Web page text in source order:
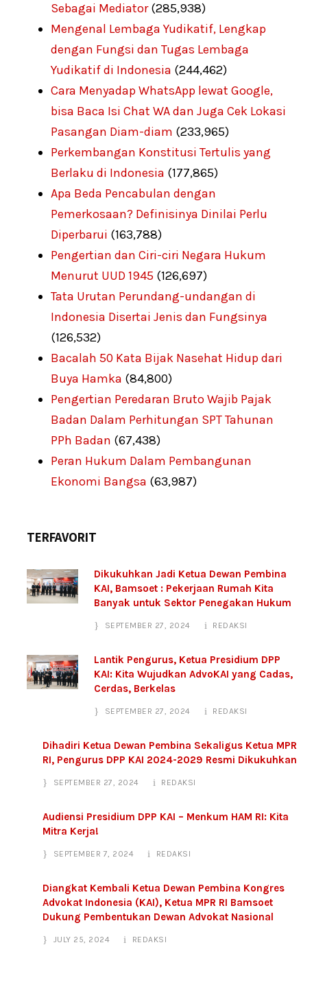
Sebagai Mediator (285,938)
Mengenal Lembaga Yudikatif, Lengkap
dengan Fungsi dan Tugas Lembaga
Yudikatif di Indonesia (244,462)
Cara Menyadap WhatsApp lewat Google,
bisa Baca Isi Chat WA dan Juga Cek Lokasi
Pasangan Diam-diam (233,965)
Perkembangan Konstitusi Tertulis yang
Berlaku di Indonesia (177,865)
Apa Beda Pencabulan dengan
Pemerkosaan? Definisinya Dinilai Perlu
Diperbarui (163,788)
Pengertian dan Ciri-ciri Negara Hukum
Menurut UUD 1945 (126,697)
Tata Urutan Perundang-undangan di
Indonesia Disertai Jenis dan Fungsinya
(126,532)
Bacalah 50 Kata Bijak Nasehat Hidup dari
Buya Hamka (84,800)
Pengertian Peredaran Bruto Wajib Pajak
Badan Dalam Perhitungan SPT Tahunan
PPh Badan (67,438)
Peran Hukum Dalam Pembangunan
Ekonomi Bangsa (63,987)
TERFAVORIT
Dikukuhkan Jadi Ketua Dewan Pembina
KAI, Bamsoet : Pekerjaan Rumah Kita
Banyak untuk Sektor Penegakan Hukum
SEPTEMBER 27, 2024 REDAKSI
Lantik Pengurus, Ketua Presidium DPP
KAI: Kita Wujudkan AdvoKAI yang Cadas,
Cerdas, Berkelas
SEPTEMBER 27, 2024 REDAKSI
Dihadiri Ketua Dewan Pembina Sekaligus Ketua MPR
RI, Pengurus DPP KAI 2024-2029 Resmi Dikukuhkan
SEPTEMBER 27, 2024 REDAKSI
Audiensi Presidium DPP KAI – Menkum HAM RI: Kita
Mitra Kerja!
SEPTEMBER 7, 2024 REDAKSI
Diangkat Kembali Ketua Dewan Pembina Kongres
Advokat Indonesia (KAI), Ketua MPR RI Bamsoet
Dukung Pembentukan Dewan Advokat Nasional
JULY 25, 2024 REDAKSI